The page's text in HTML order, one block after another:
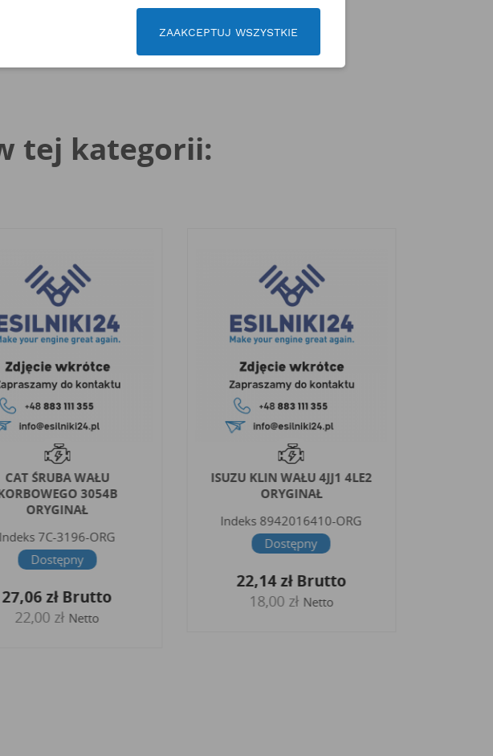
tej kategorii:
CAT ŚRUBA WAŁU
3054B
ORYGINAŁ
Indeks 7C-3196-ORG
Dostępny
27,06 złBrutto
22,00 zł Netto
ISUZU KLIN WAŁU 4JJ1 4LE2
ORYGINAŁ
Indeks 8942016410-ORG
Dostępny
22,14 złBrutto
18,00 zł Netto
ZAAKCEPTUJ WSZYSTKIE